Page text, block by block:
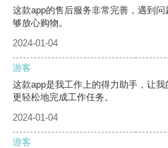
这款app的售后服务非常完善，遇到
够放心购物。
2024-01-04
游客
这款app是我工作上的得力助手，让
更轻松地完成工作任务。
2024-01-04
游客